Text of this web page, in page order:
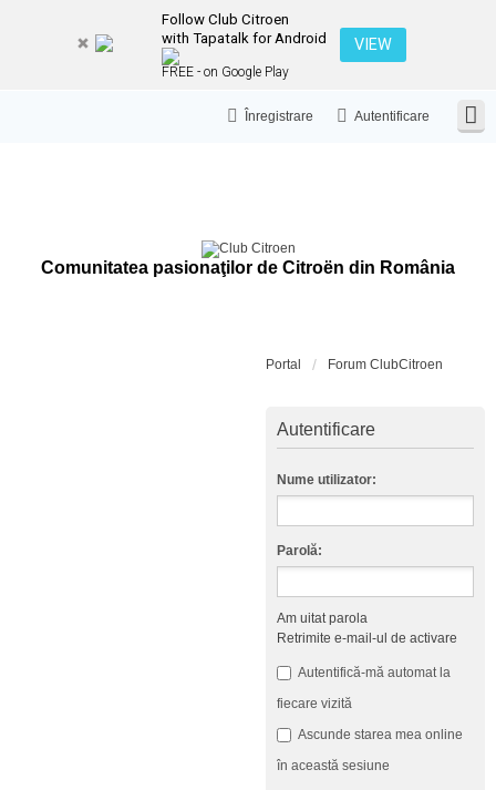
Follow Club Citroen
with Tapatalk for Android
FREE - on Google Play
VIEW
Autentificare
Înregistrare
Comunitatea pasionaţilor de Citroën din România
Portal Forum ClubCitroen
Autentificare
Nume utilizator:
Parolă:
Am uitat parola
Retrimite e-mail-ul de activare
Autentifică-mă automat la
fiecare vizită
Ascunde starea mea online
în această sesiune